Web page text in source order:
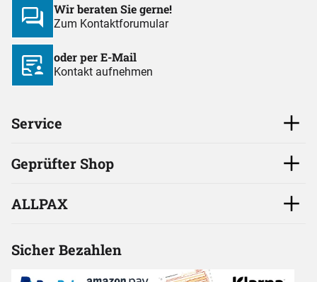
Wir beraten Sie gerne!
Zum Kontaktforumular
oder per E-Mail
Kontakt aufnehmen
Service
Geprüfter Shop
ALLPAX
Sicher Bezahlen